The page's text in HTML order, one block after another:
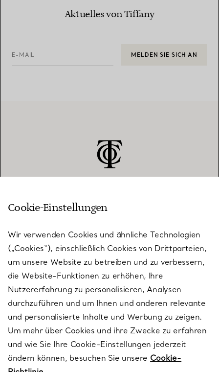
Aktuelles von Tiffany
E-MAIL MELDEN SIE SICH AN
KUNDENSERVICE
SERVICES
ÜBER TIFFANY & CO.
RECHTLICHE HINWEISE
Cookie-Einstellungen
Wir verwenden Cookies und ähnliche Technologien
(„Cookies“), einschließlich Cookies von Drittparteien,
um unsere Website zu betreiben und zu verbessern,
die Website-Funktionen zu erhöhen, Ihre
Nutzererfahrung zu personalisieren, Analysen
durchzuführen und um Ihnen und anderen relevante
und personalisierte Inhalte und Werbung zu zeigen.
Um mehr über Cookies und ihre Zwecke zu erfahren
und wie Sie Ihre Cookie-Einstellungen jederzeit
ändern können, besuchen Sie unsere Cookie-